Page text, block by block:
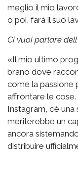
meglio il mio
o poi, farà il suo
Ci vuoi parlare
«Il mio ultimo
brano dove
come la passione
affrontare le
Instagram, c’è
meriterebbe un
ancora
distribuire